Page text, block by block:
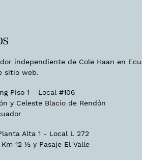
independiente de Cole Haan en
sitio web.
Piso 1 - Local #106
y Celeste Blacio de Rendón
Alta 1 - Local L 272
12 ½ y Pasaje El Valle